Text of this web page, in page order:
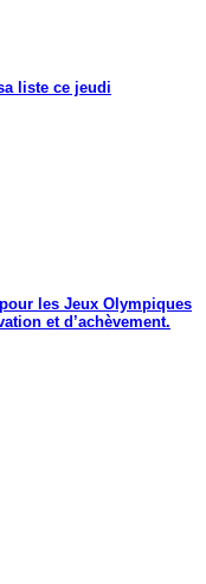
liste ce jeudi
les Jeux Olympiques
et d’achèvement.